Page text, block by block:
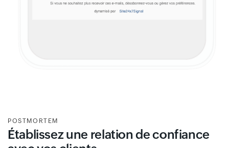
POSTMORTEM
Établissez une relation de confiance